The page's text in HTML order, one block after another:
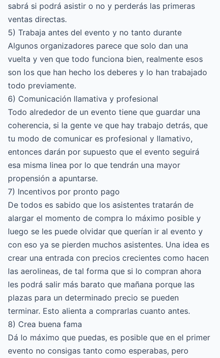
sabrá si podrá asistir o no y perderás las primeras
ventas directas.
5) Trabaja antes del evento y no tanto durante
Algunos organizadores parece que solo dan una
vuelta y ven que todo funciona bien, realmente esos
son los que han hecho los deberes y lo han trabajado
todo previamente.
6) Comunicación llamativa y profesional
Todo alrededor de un evento tiene que guardar una
coherencia, si la gente ve que hay trabajo detrás, que
tu modo de comunicar es profesional y llamativo,
entonces darán por supuesto que el evento seguirá
esa misma linea por lo que tendrán una mayor
propensión a apuntarse.
7) Incentivos por pronto pago
De todos es sabido que los asistentes tratarán de
alargar el momento de compra lo máximo posible y
luego se les puede olvidar que querían ir al evento y
con eso ya se pierden muchos asistentes. Una idea es
crear una entrada con precios crecientes como hacen
las aerolineas, de tal forma que si lo compran ahora
les podrá salir más barato que mañana porque las
plazas para un determinado precio se pueden
terminar. Esto alienta a comprarlas cuanto antes.
8) Crea buena fama
Dá lo máximo que puedas, es posible que en el primer
evento no consigas tanto como esperabas, pero